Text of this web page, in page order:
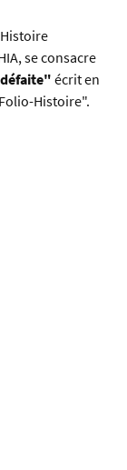
se consacre
écrit en
Histoire".